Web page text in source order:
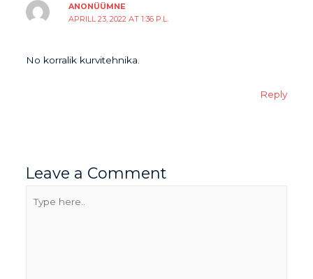
ANONÜÜMNE
APRILL 23, 2022 AT 1:36 P.L.
No korralik kurvitehnika.
Reply
Leave a Comment